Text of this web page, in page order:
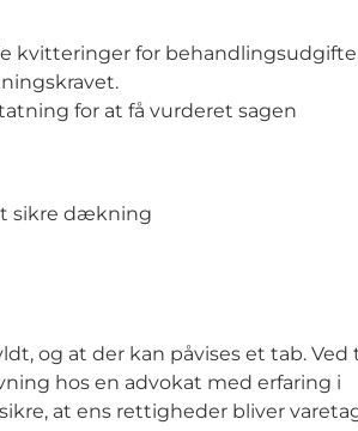
kvitteringer for
for at få vurderet sagen
sikre dækning
og at der kan påvises et tab. Ved
hos en advokat med erfaring i
at ens rettigheder bliver